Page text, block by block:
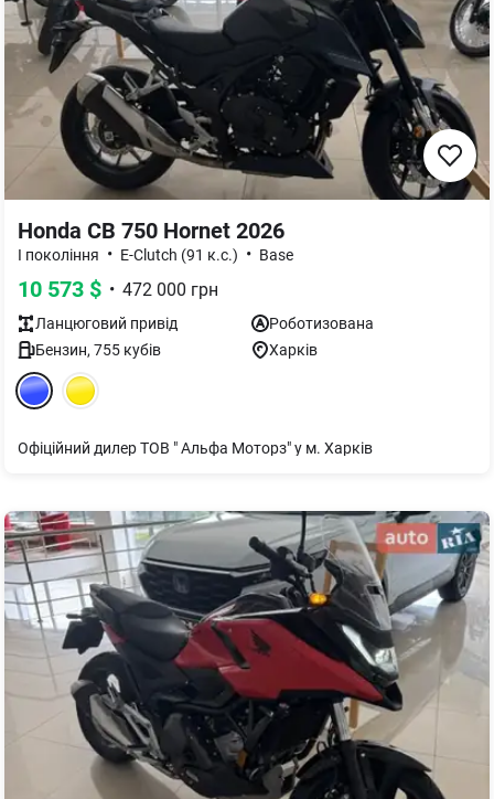
Honda CB 750 Hornet 2026
I покоління • E-Clutch (91 к.с.) • Base
10 573 $ • 472 000 грн
Ланцюговий привід
Роботизована
Бензин, 755 кубів Харків
Офіційний дилер ТОВ " Альфа Моторз" у м. Харків